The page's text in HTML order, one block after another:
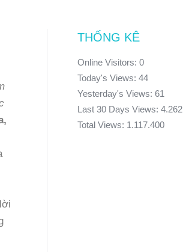
THỐNG KÊ
Online Visitors:0
Today's Views:44
Yesterday's Views:61
Last 30 Days Views:4.262
Total Views: 1.117.400